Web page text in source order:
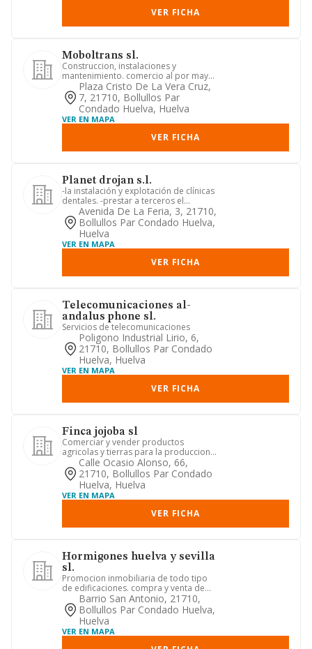
VER FICHA
Moboltrans sl.
Construccion, instalaciones y
mantenimiento. comercio al por mayor
y al por menor. distribucion com...
Plaza Cristo De La Vera Cruz,
7, 21710, Bollullos Par
Condado Huelva, Huelva
VER EN MAPA
VER FICHA
Planet drojan s.l.
-la instalación y explotación de clínicas
dentales. -prestar a terceros el
asesoramiento y los serv...
Avenida De La Feria, 3, 21710,
Bollullos Par Condado Huelva,
Huelva
VER EN MAPA
VER FICHA
Telecomunicaciones al-
andalus phone sl.
Servicios de telecomunicaciones
Poligono Industrial Lirio, 6,
21710, Bollullos Par Condado
Huelva, Huelva
VER EN MAPA
VER FICHA
Finca jojoba sl
Comerciar y vender productos
agricolas y tierras para la produccion
agricola.
Calle Ocasio Alonso, 66,
21710, Bollullos Par Condado
Huelva, Huelva
VER EN MAPA
VER FICHA
Hormigones huelva y sevilla
sl.
Promocion inmobiliaria de todo tipo
de edificaciones. compra y venta de
inmuebles de todo tipo, si ...
Barrio San Antonio, 21710,
Bollullos Par Condado Huelva,
Huelva
VER EN MAPA